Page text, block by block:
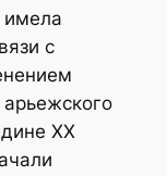
имела
с
XX